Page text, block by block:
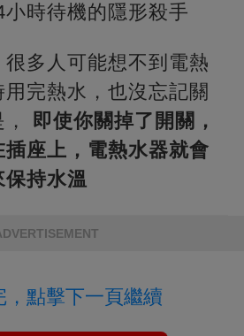
時待機的隱形殺手
多人可能想不到電熱
完熱水，也沒忘記關
即使你關掉了開關，
座上，電熱水器就會
持水溫
，點擊下一頁繼續